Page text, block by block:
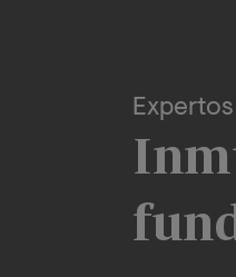
Expertos